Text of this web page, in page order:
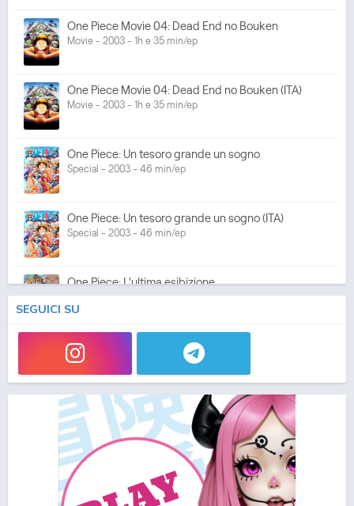
One Piece Movie 04: Dead End no Bouken
Movie - 2003 - 1h e 35 min/ep
One Piece Movie 04: Dead End no Bouken (ITA)
Movie - 2003 - 1h e 35 min/ep
One Piece: Un tesoro grande un sogno
Special - 2003 - 46 min/ep
One Piece: Un tesoro grande un sogno (ITA)
Special - 2003 - 46 min/ep
One Piece: L'ultima esibizione
Special - 2003 - 45 min/ep
One Piece: L'ultima esibizione (ITA)
Special - 2003 - 45 min/ep
One Piece Movie 05: Norowareta Seiken
Movie - 2004 - 1h e 35 min/ep
One Piece Movie 05: Norowareta Seiken (ITA)
Movie - 2004 - 1h e 35 min/ep
SEGUICI SU